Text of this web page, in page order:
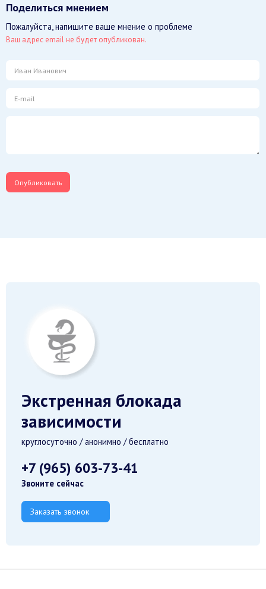
Поделиться мнением
Пожалуйста, напишите ваше мнение о проблеме
Ваш адрес email не будет опубликован.
Экстренная блокада
зависимости
круглосуточно / анонимно / бесплатно
+7 (965) 603-73-41
Звоните сейчас
Заказать звонок